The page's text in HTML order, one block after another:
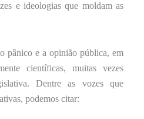
e ideologias que moldam as
pânico e a opinião pública, em
científicas, muitas vezes
Dentre as vozes que
podemos citar: